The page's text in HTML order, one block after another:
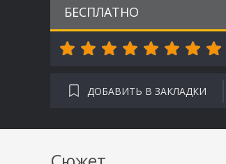
БЕСПЛАТНО
ДОБАВИТЬ В ЗАКЛАДКИ